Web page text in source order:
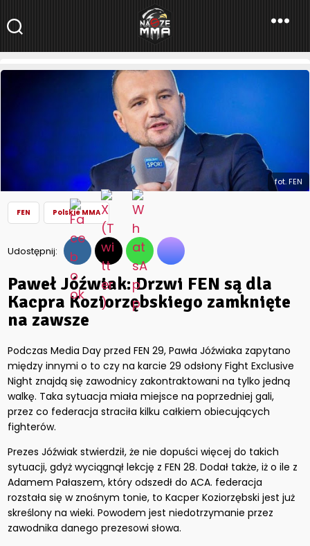
NaszeMMA
NaszeMMA.pl»Aktualności»Polskie MMA»FEN»Paweł Jóźwiak:
Drzwi FEN są dla Kacpra Koziorzębskiego zamknięte na
fot. FEN
FEN Polskie MMA
Udostępnij:
Paweł Jóźwiak: Drzwi FEN są dla
Kacpra Koziorzębskiego zamknięte
na zawsze
Podczas Media Day przed FEN 29, Pawła Jóźwiaka zapytano
między innymi o to czy na karcie 29 odsłony Fight Exclusive
Night znajdą się zawodnicy zakontraktowani na tylko jedną
walkę. Taka sytuacja miała miejsce na poprzedniej gali,
przez co federacja straciła kilku całkiem obiecujących
fighterów.
Prezes Jóźwiak stwierdził, że nie dopuści więcej do takich
sytuacji, gdyż wyciągnął lekcję z FEN 28. Dodał także, iż o ile z
Adamem Pałaszem, który odszedł do ACA. federacja
rozstała się w znośnym tonie, to Kacper Koziorzębski jest już
skreślony na wieki. Powodem jest niedotrzymanie przez
zawodnika danego prezesowi słowa.